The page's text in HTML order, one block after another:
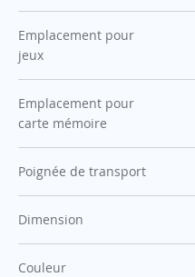
Emplacement pour
jeux
Emplacement pour
carte mémoire
Poignée de transport
Dimension
Couleur